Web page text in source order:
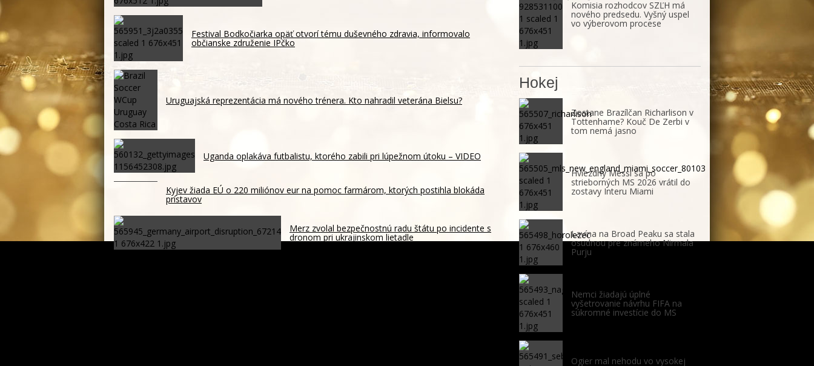
Festival Bodkočiarka opäť otvorí tému duševného zdravia, informovalo
občianske združenie IPčko
Uruguajská reprezentácia má nového trénera. Kto nahradil veterána Bielsu?
Uganda oplakáva futbalistu, ktorého zabili pri lúpežnom útoku – VIDEO
Kyjev žiada EÚ o 220 miliónov eur na pomoc farmárom, ktorých postihla blokáda
prístavov
Merz zvolal bezpečnostnú radu štátu po incidente s
dronom pri ukrajinskom lietadle
Komisia rozhodcov SZĽH má
nového predsedu. Vyšný uspel
vo výberovom procese
Hokej
Zostane Brazílčan Richarlison v
Tottenhame? Kouč De Zerbi v
tom nemá jasno
Hviezdny Messi sa po
strieborných MS 2026 vrátil do
zostavy Interu Miami
Lavína na Broad Peaku sa stala
osudnou pre známeho Nirmala
Purju
Nemci žiadajú úplné
vyšetrovanie návrhu FIFA na
súkromné investície do MS
Ogier mal nehodu vo vysokej